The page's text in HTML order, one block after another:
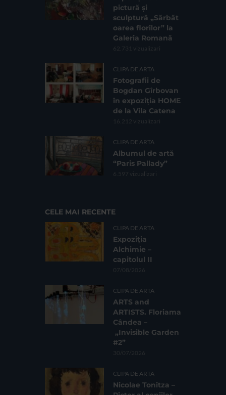
pictură și
sculptură „Sărbăt
oarea florilor” la
Galeria Romană
62.731 vizualizari
CLIPA DE ARTA
Fotografii de
Bogdan Gîrbovan
în expoziția HOME
de la Vila Catena
16.212 vizualizari
CLIPA DE ARTA
Albumul de artă
“Paris Pallady”
6.597 vizualizari
CELE MAI RECENTE
CLIPA DE ARTA
Expoziția
Alchimie –
capitolul II
07/08/2026
CLIPA DE ARTA
ARTS and
ARTISTS. Floriama
Cândea –
„Invisible Garden
#2”
30/07/2026
CLIPA DE ARTA
Nicolae Tonitza –